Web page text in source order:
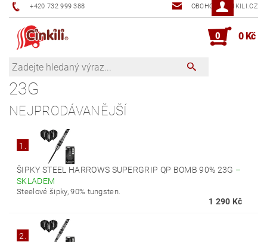
+420 732 999 388 OBCHOD@CINKILI.CZ
0 0 Kč
23G
NEJPRODÁVANĚJŠÍ
1.
ŠIPKY STEEL HARROWS SUPERGRIP QP BOMB 90% 23G –
SKLADEM
Steelové šipky, 90% tungsten.
1 290 Kč
2.